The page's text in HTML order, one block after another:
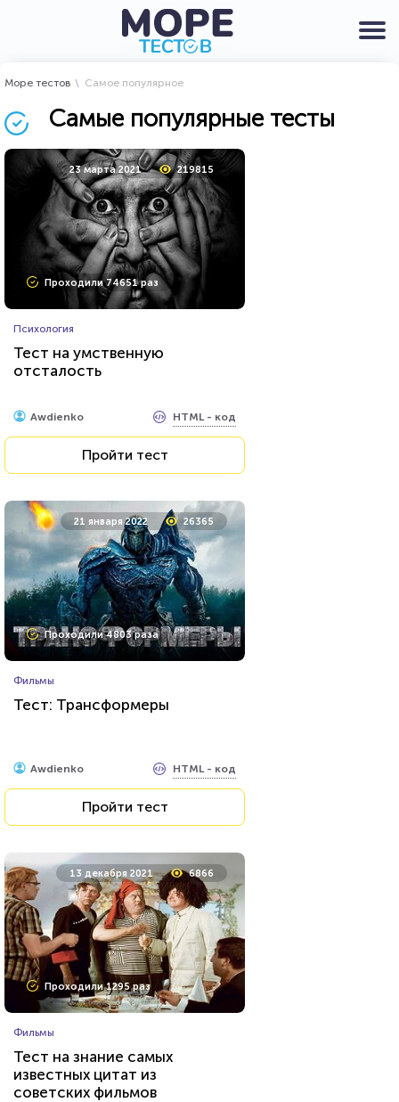
Море тестов Самое популярное
Самые популярные тесты
23 марта 2021 219815
Проходили 74651 раз
Психология
Тест на умственную
отсталость
Awdienko HTML - код
Пройти тест
21 января 2022 26365
Проходили 4803 раза
Фильмы
Тест: Трансформеры
Awdienko HTML - код
Пройти тест
13 декабря 2021 6866
Проходили 1295 раз
Фильмы
Тест на знание самых
известных цитат из
советских фильмов